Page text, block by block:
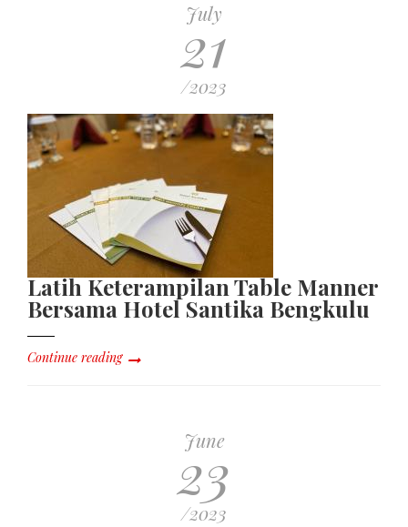
July
21
/2023
Latih Keterampilan Table Manner
Bersama Hotel Santika Bengkulu
Continue reading
June
23
/2023